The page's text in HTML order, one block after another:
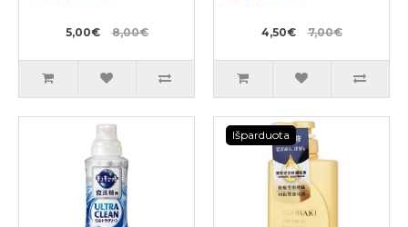
5,00€ 8,00€ 4,50€ 7,00€
Išparduota